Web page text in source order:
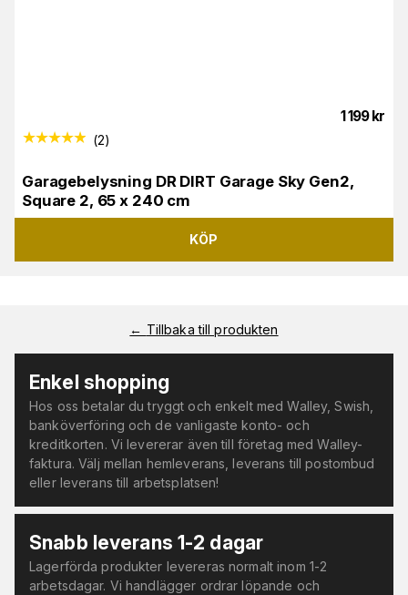
1 199 kr
(2)
Garagebelysning DR DIRT Garage Sky Gen2,
Square 2, 65 x 240 cm
KÖP
← Tillbaka till produkten
Enkel shopping
Hos oss betalar du tryggt och enkelt med Walley, Swish,
banköverföring och de vanligaste konto- och
kreditkorten. Vi levererar även till företag med Walley-
faktura. Välj mellan hemleverans, leverans till postombud
eller leverans till arbetsplatsen!
Snabb leverans 1-2 dagar
Lagerförda produkter levereras normalt inom 1-2
arbetsdagar. Vi handlägger ordrar löpande och